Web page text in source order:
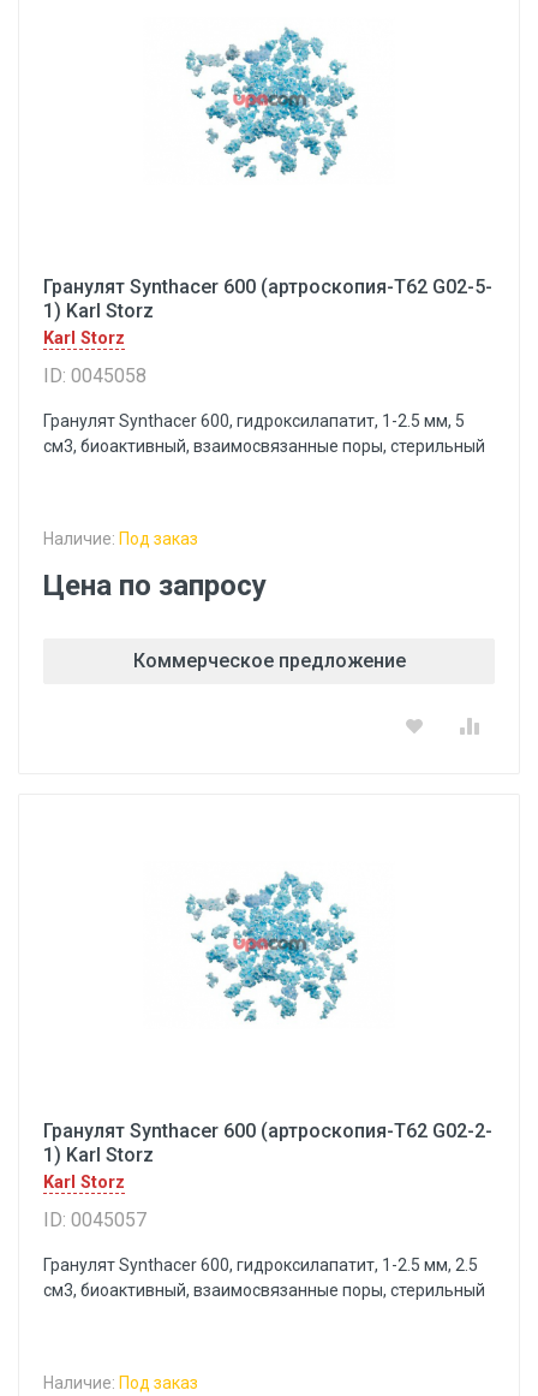
Гранулят Synthacer 600 (артроскопия-Т62 G02-5-
1) Karl Storz
Karl Storz
ID: 0045058
Гранулят Synthacer 600, гидроксилапатит, 1-2.5 мм, 5
см3, биоактивный, взаимосвязанные поры, стерильный
Наличие: Под заказ
Цена по запросу
Коммерческое предложение
Гранулят Synthacer 600 (артроскопия-Т62 G02-2-
1) Karl Storz
Karl Storz
ID: 0045057
Гранулят Synthacer 600, гидроксилапатит, 1-2.5 мм, 2.5
см3, биоактивный, взаимосвязанные поры, стерильный
Наличие: Под заказ